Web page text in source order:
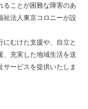
ることが困難な障害のあ
祉法人東京コロニーが設
むけた支援や、自立と
、充実した地域生活を送
ービスを提供いたしま